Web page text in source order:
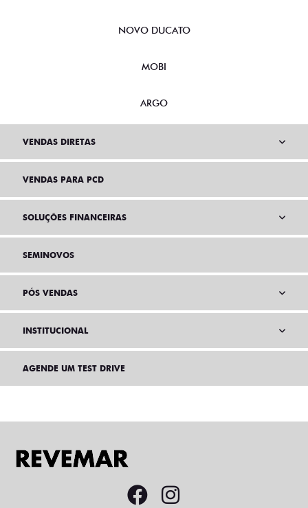
NOVO DUCATO
MOBI
ARGO
VENDAS DIRETAS
VENDAS PARA PCD
SOLUÇÕES FINANCEIRAS
SEMINOVOS
PÓS VENDAS
INSTITUCIONAL
AGENDE UM TEST DRIVE